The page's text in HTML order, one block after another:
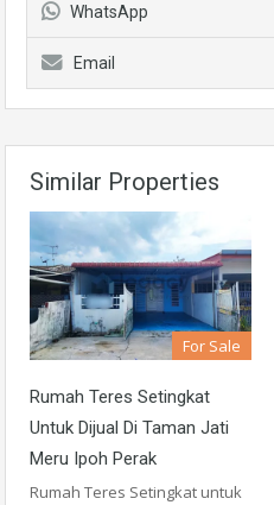
WhatsApp
Email
Similar Properties
For Sale
Rumah Teres Setingkat
Untuk Dijual Di Taman Jati
Meru Ipoh Perak
Rumah Teres Setingkat untuk